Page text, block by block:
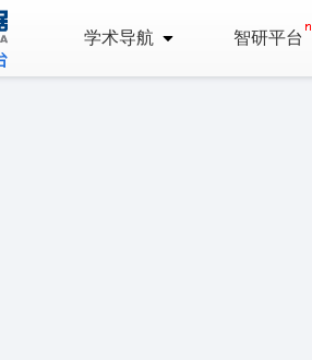
学术导航 智研平台